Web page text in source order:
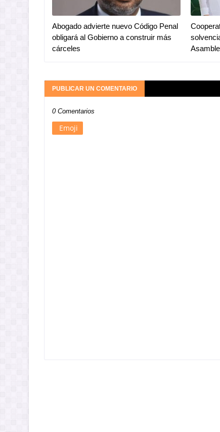
Abogado advierte nuevo Código Penal
obligará al Gobierno a construir más
cárceles
PUBLICAR UN COMENTARIO
0 Comentarios
Emoji